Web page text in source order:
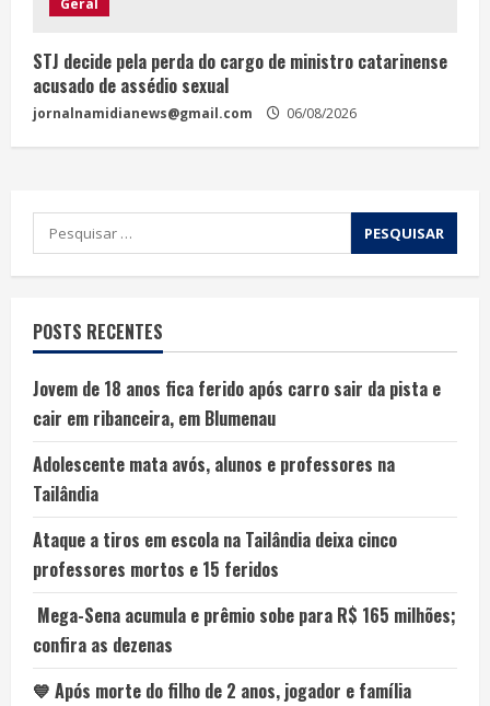
Geral
STJ decide pela perda do cargo de ministro catarinense
acusado de assédio sexual
jornalnamidianews@gmail.com 06/08/2026
POSTS RECENTES
Jovem de 18 anos fica ferido após carro sair da pista e
cair em ribanceira, em Blumenau
Adolescente mata avós, alunos e professores na
Tailândia
Ataque a tiros em escola na Tailândia deixa cinco
professores mortos e 15 feridos
Mega-Sena acumula e prêmio sobe para R$ 165 milhões;
confira as dezenas
💙 Após morte do filho de 2 anos, jogador e família